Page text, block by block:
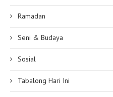
Ramadan
Seni & Budaya
Sosial
Tabalong Hari Ini